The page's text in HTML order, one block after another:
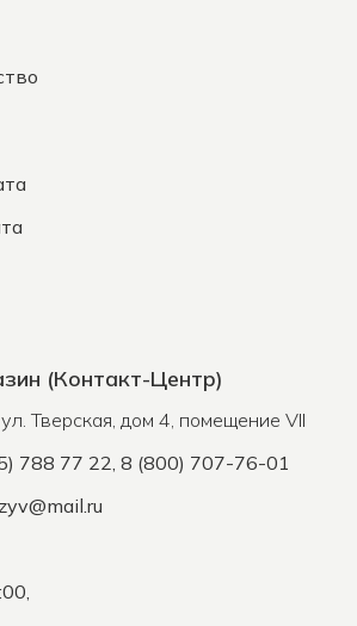
(Контакт-Центр)
ул. Тверская, дом 4, помещение VII
788 77 22, 8 (800) 707-76-01